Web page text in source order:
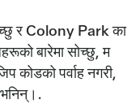
र Colony Park का
बारेमा सोच्छु, म
कोडको पर्वाह नगरी,